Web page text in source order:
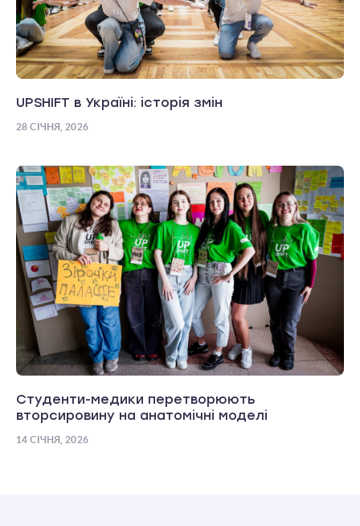
UPSHIFT в Україні: історія змін
28 СІЧНЯ, 2026
Студенти-медики перетворюють
вторсировину на анатомічні моделі
14 СІЧНЯ, 2026